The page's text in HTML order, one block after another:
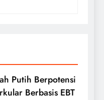
Putih Berpotensi
Berbasis EBT